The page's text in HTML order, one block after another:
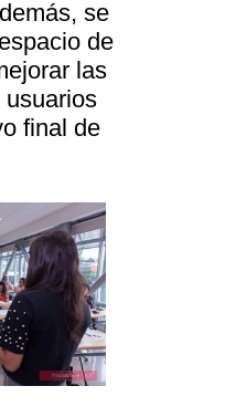
se
de
las
usuarios
final de